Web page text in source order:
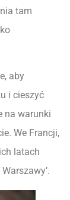
tam
aby
i cieszyć
na warunki
We Francji,
latach